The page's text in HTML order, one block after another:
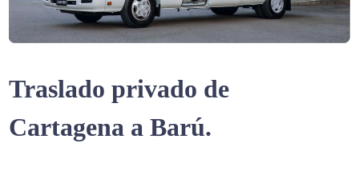
Traslado privado de
Cartagena a Barú.